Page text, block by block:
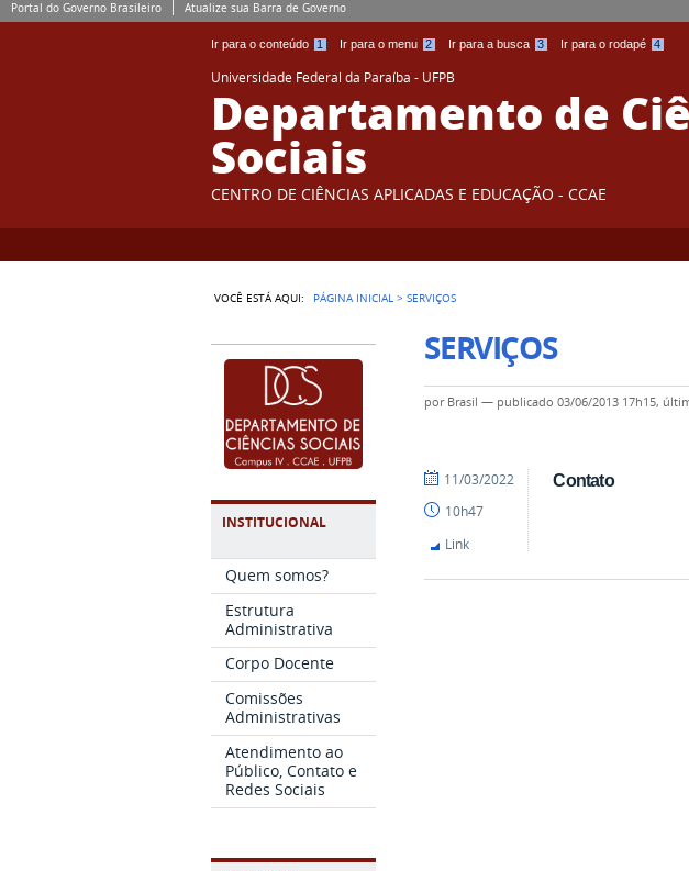
Portal do Governo Brasileiro Atualize sua Barra de Governo
Ir para o conteúdo 1 Ir para o menu 2 Ir para a busca 3 Ir para o rodapé 4
Universidade Federal da Paraíba - UFPB
Departamento de
Sociais
CENTRO DE CIÊNCIAS APLICADAS E EDUCAÇÃO - CCAE
VOCÊ ESTÁ AQUI: PÁGINA INICIAL >SERVIÇOS
INSTITUCIONAL
Quem somos?
Estrutura
Administrativa
Corpo Docente
Comissões
Administrativas
Atendimento ao
Público, Contato e
Redes Sociais
SERVIÇOS
por Brasil — publicado 03/06/2013 17h15,
Contato
por
publicado
11/03/2022
10h47
Link